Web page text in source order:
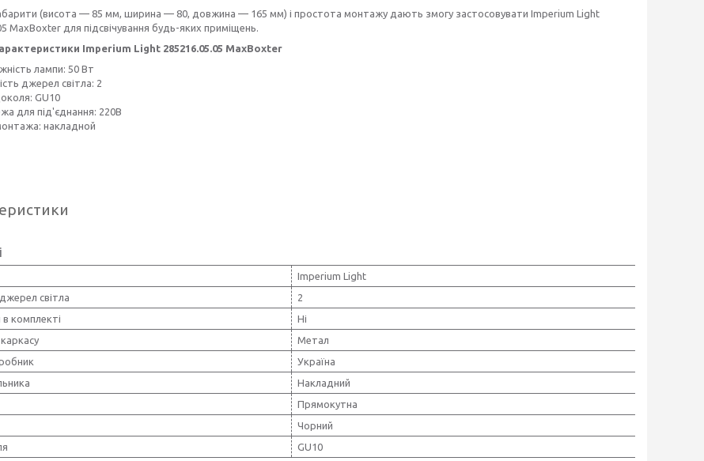
(висота — 85 мм, ширина — 80, довжина — 165 мм) і простота монтажу дають змогу застосовувати Imperium Light
MaxBoxter для підсвічування будь-яких приміщень.
Imperium Light 285216.05.05 MaxBoxter
лампи: 50 Вт
джерел світла: 2
GU10
для під'єднання: 220В
накладной
Imperium Light
джерел світла
2
комплекті
Ні
Метал
Україна
Накладний
Прямокутна
Чорний
GU10